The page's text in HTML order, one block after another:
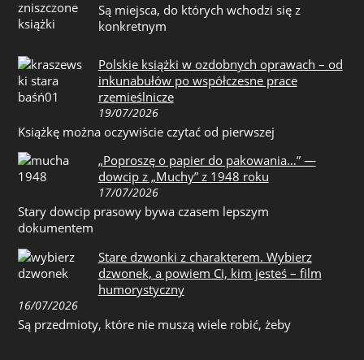
Są miejsca, do których wchodzi się z
konkretnym
Polskie książki w ozdobnych oprawach – od
inkunabułów po współczesne prace
rzemieślnicze
19/07/2026
Książkę można oczywiście czytać od pierwszej
„Poproszę o papier do pakowania…” —
dowcip z „Muchy” z 1948 roku
17/07/2026
Stary dowcip prasowy bywa czasem lepszym
dokumentem
Stare dzwonki z charakterem. Wybierz
dzwonek, a powiem Ci, kim jesteś – film
humorystyczny
16/07/2026
Są przedmioty, które nie muszą wiele robić, żeby